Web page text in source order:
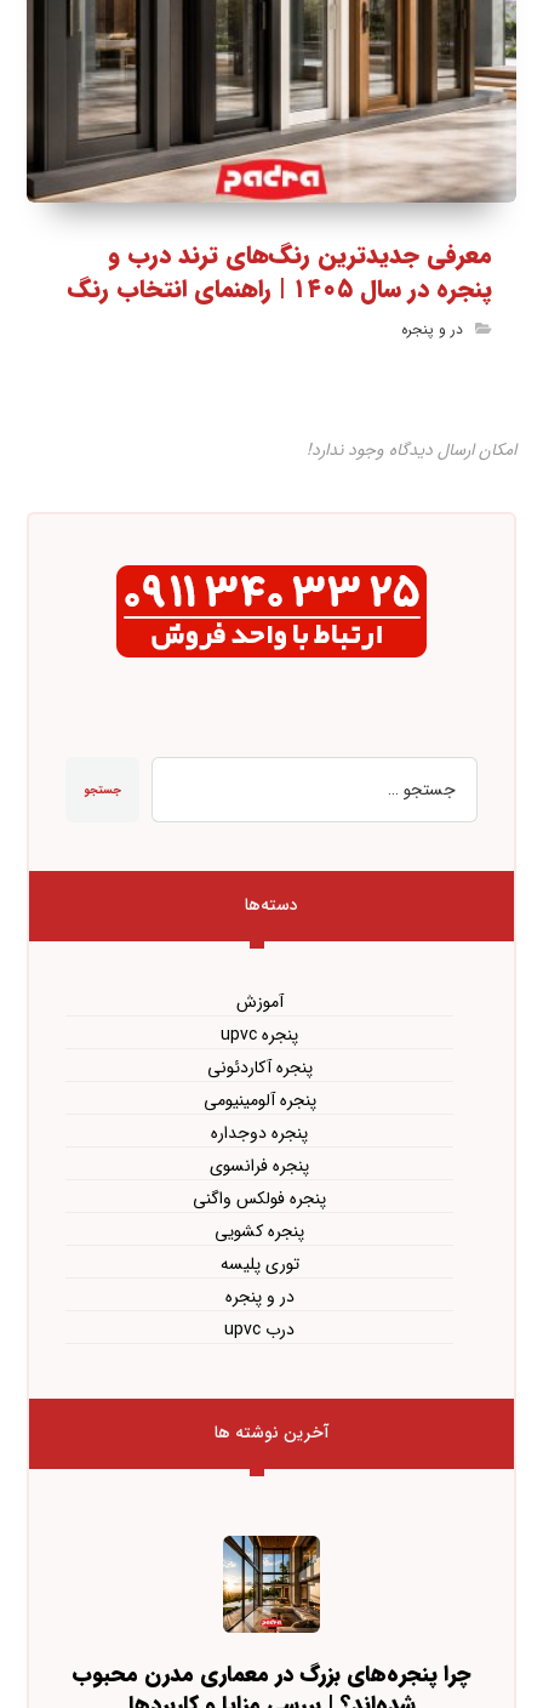
معرفی جدیدترین رنگ‌های ترند درب و
پنجره در سال ۱۴۰۵ | راهنمای انتخاب رنگ
در و پنجره
امکان ارسال دیدگاه وجود ندارد!
جستجو
دسته‌ها
آموزش
پنجره upvc
پنجره آکاردئونی
پنجره آلومینیومی
پنجره دوجداره
پنجره فرانسوی
پنجره فولکس واگنی
پنجره کشویی
توری پلیسه
در و پنجره
درب upvc
آخرین نوشته ها
چرا پنجره‌های بزرگ در معماری مدرن محبوب